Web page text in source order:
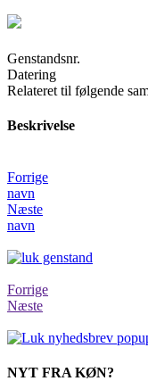
Genstandsnr.
Datering
Relateret til følgende
Beskrivelse
Forrige
navn
Næste
navn
Forrige
Næste
NYT FRA KØN?